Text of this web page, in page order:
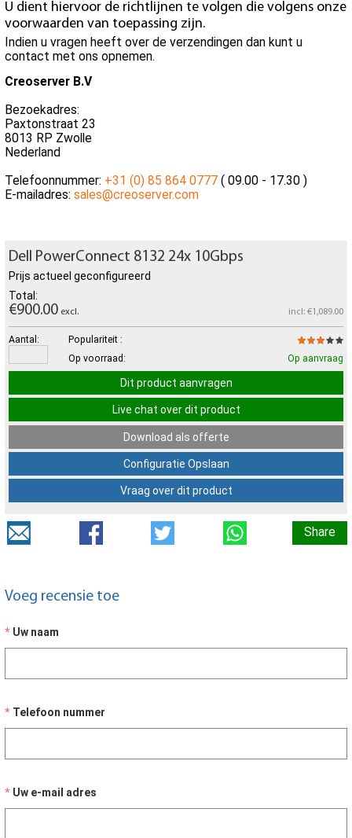
U dient hiervoor de richtlijnen te volgen die volgens onze
voorwaarden van toepassing zijn.
Indien u vragen heeft over de verzendingen dan kunt u
contact met ons opnemen.
Creoserver B.V
Bezoekadres:
Paxtonstraat 23
8013 RP Zwolle
Nederland
Telefoonnummer: +31 (0) 85 864 0777 ( 09.00 - 17.30 )
E-mailadres: sales@creoserver.com
Dell PowerConnect 8132 24x 10Gbps
Prijs actueel geconfigureerd
Total:
€900.00 excl. incl: €1,089.00
Aantal:
Populariteit :
Op voorraad:
Op aanvraag
Dit product aanvragen
Live chat over dit product
Download als offerte
Configuratie Opslaan
Vraag over dit product
Share
Voeg recensie toe
Uw naam
Telefoon nummer
Uw e-mail adres